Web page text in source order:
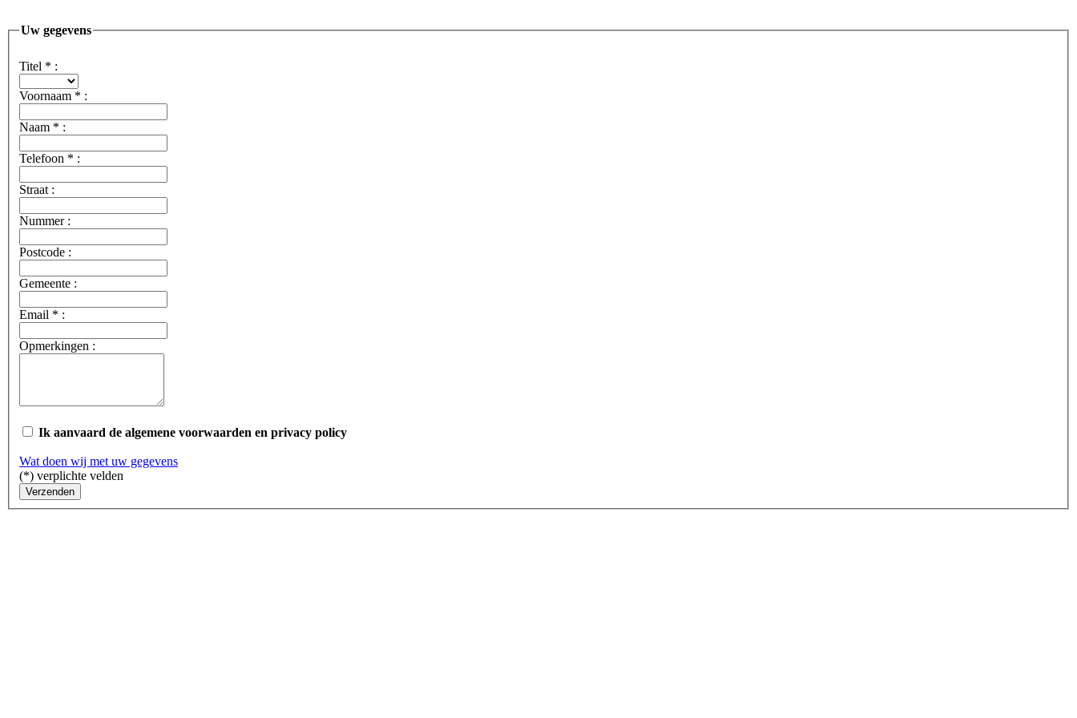
Uw gegevens
Titel * :
Voornaam * :
Naam * :
Telefoon * :
Straat :
Nummer :
Postcode :
Gemeente :
Email * :
Opmerkingen :
Ik aanvaard de algemene voorwaarden en privacy policy
Wat doen wij met uw gegevens
(*) verplichte velden
Verzenden